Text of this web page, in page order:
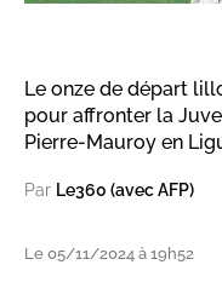
Le onze de départ
pour affronter la
Pierre-Mauroy en
Par Le360 (avec AFP)
Le 05/11/2024 à 19h52